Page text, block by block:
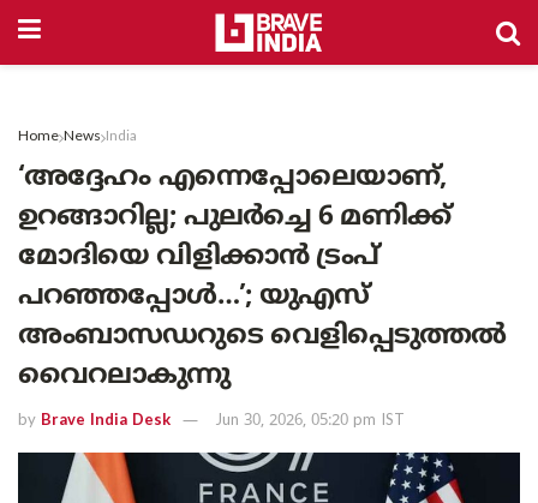
Home News India
‘അദ്ദേഹം എന്നെപ്പോലെയാണ്,
ഉറങ്ങാറില്ല; പുലർച്ചെ 6 മണിക്ക്
മോദിയെ വിളിക്കാൻ ട്രംപ്
പറഞ്ഞപ്പോൾ…’; യുഎസ്
അംബാസഡറുടെ വെളിപ്പെടുത്തൽ
വൈറലാകുന്നു
by Brave India Desk Jun 30, 2026, 05:20 pm IST